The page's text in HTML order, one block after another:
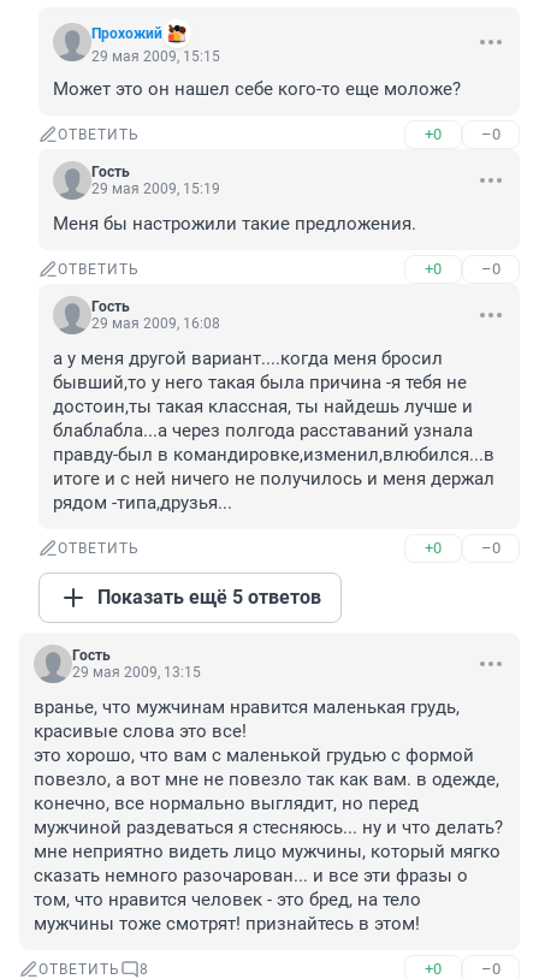
Прохожий
29 мая 2009, 15:15
Может это он нашел себе кого-то еще моложе?
ОТВЕТИТЬ +0 –0
Гость
29 мая 2009, 15:19
Меня бы настрожили такие предложения.
ОТВЕТИТЬ +0 –0
Гость
29 мая 2009, 16:08
а у меня другой вариант....когда меня бросил
бывший,то у него такая была причина -я тебя не
достоин,ты такая классная, ты найдешь лучше и
блаблабла...а через полгода расставаний узнала
правду-был в командировке,изменил,влюбился...в
итоге и с ней ничего не получилось и меня держал
рядом -типа,друзья...
ОТВЕТИТЬ +0 –0
Показать ещё 5 ответов
Гость
29 мая 2009, 13:15
вранье, что мужчинам нравится маленькая грудь,
красивые слова это все!
это хорошо, что вам с маленькой грудью с формой
повезло, а вот мне не повезло так как вам. в одежде,
конечно, все нормально выглядит, но перед
мужчиной раздеваться я стесняюсь... ну и что делать?
мне неприятно видеть лицо мужчины, который мягко
сказать немного разочарован... и все эти фразы о
том, что нравится человек - это бред, на тело
мужчины тоже смотрят! признайтесь в этом!
ОТВЕТИТЬ 8 +0 –0